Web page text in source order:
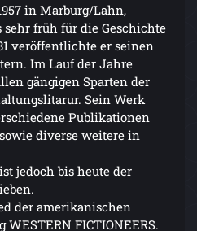
in Marburg/Lahn,
früh für die Geschichte
veröffentlichte er seinen
Im Lauf der Jahre
gängigen Sparten der
Sein Werk
Publikationen
diverse weitere in
jedoch bis heute der
der amerikanischen
FICTIONEERS.